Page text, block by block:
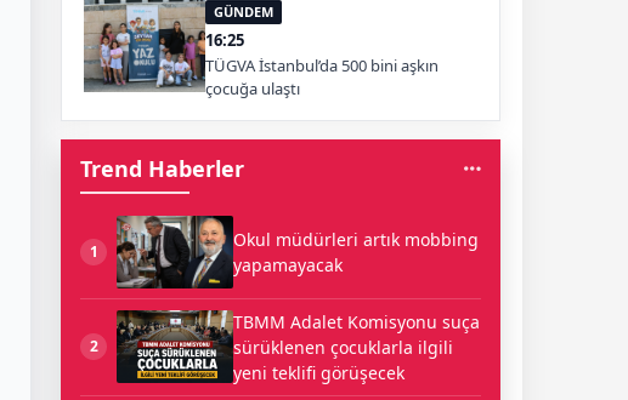
GÜNDEM
16:25
TÜGVA İstanbul’da 500 bini aşkın
çocuğa ulaştı
Trend Haberler
1
Okul müdürleri artık mobbing
yapamayacak
2
TBMM Adalet Komisyonu suça
sürüklenen çocuklarla ilgili
yeni teklifi görüşecek